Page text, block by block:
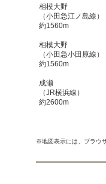
相模大野
（小田急江ノ島線）
約1560m
相模大野
（小田急小田原線）
約1560m
成瀬
（JR横浜線）
約2600m
※地図表示には、ブラウ